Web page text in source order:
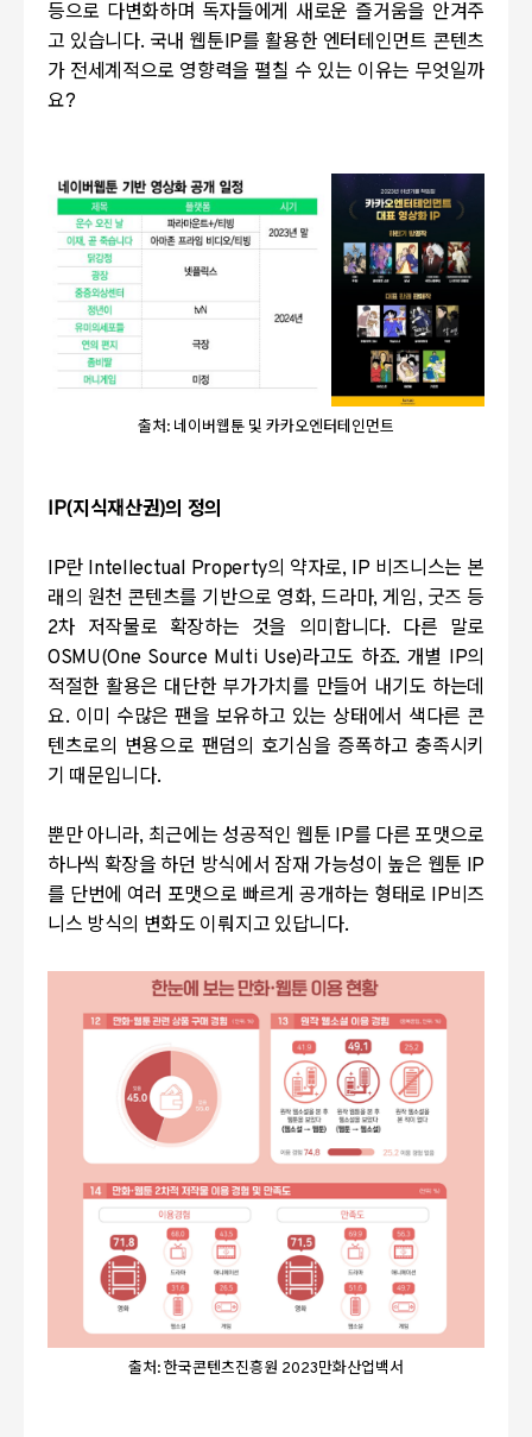
등으로 다변화하며 독자들에게 새로운 즐거움을 안겨주
고 있습니다. 국내 웹툰IP를 활용한 엔터테인먼트 콘텐츠
가 전세계적으로 영향력을 펼칠 수 있는 이유는 무엇일까
요?
출처: 네이버웹툰 및 카카오엔터테인먼트
IP(지식재산권)의 정의
IP란 Intellectual Property의 약자로, IP 비즈니스는 본
래의 원천 콘텐츠를 기반으로 영화,드라마,게임, 굿즈 등
2차 저작물로 확장하는 것을 의미합니다. 다른 말로
OSMU(One Source Multi Use)라고도 하죠. 개별 IP의
적절한 활용은 대단한 부가가치를 만들어 내기도 하는데
요. 이미 수많은 팬을 보유하고 있는 상태에서 색다른 콘
텐츠로의 변용으로 팬덤의 호기심을 증폭하고 충족시키
기 때문입니다.
뿐만 아니라, 최근에는 성공적인 웹툰 IP를 다른 포맷으로
하나씩 확장을 하던 방식에서 잠재 가능성이 높은 웹툰 IP
를 단번에 여러 포맷으로 빠르게 공개하는 형태로 IP비즈
니스 방식의 변화도 이뤄지고 있답니다.
출처: 한국콘텐츠진흥원 2023만화산업백서